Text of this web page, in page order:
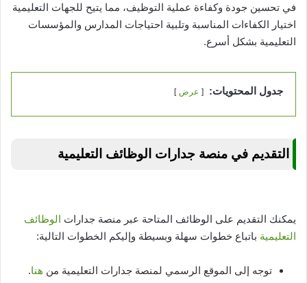
في تحسين جودة وكفاءة عملية التوظيف، مما يتيح للجهات التعليمية
اختيار الكفاءات المناسبة وتلبية احتياجات المدارس والمؤسسات
التعليمية بشكل أسرع.
جدول المحتويات: عرض
التقديم في منصة جدارات الوظائف التعليمية
يمكنك التقديم على الوظائف المتاحة عبر منصة جدارات الوظائف
التعليمية باتباع خطوات سهلة وبسيطة وإليكم الخطوات التالية:
توجه إلى الموقع الرسمي لمنصة جدارات التعليمية من هنا.